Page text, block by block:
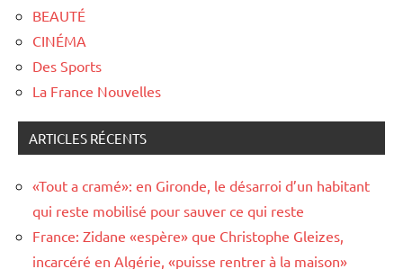
BEAUTÉ
CINÉMA
Des Sports
La France Nouvelles
ARTICLES RÉCENTS
«Tout a cramé»: en Gironde, le désarroi d’un habitant
qui reste mobilisé pour sauver ce qui reste
France: Zidane «espère» que Christophe Gleizes,
incarcéré en Algérie, «puisse rentrer à la maison»